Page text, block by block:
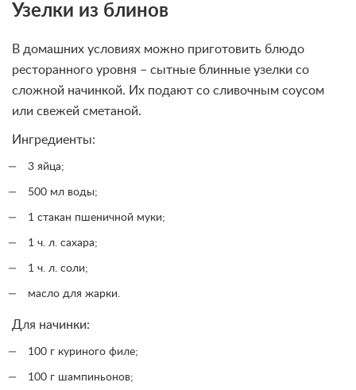
Узелки из блинов
В домашних условиях можно приготовить блюдо
ресторанного уровня – сытные блинные узелки со
сложной начинкой. Их подают со сливочным соусом
или свежей сметаной.
Ингредиенты:
3 яйца;
500 мл воды;
1 стакан пшеничной муки;
1 ч. л. сахара;
1 ч. л. соли;
масло для жарки.
Для начинки:
100 г куриного филе;
100 г шампиньонов;